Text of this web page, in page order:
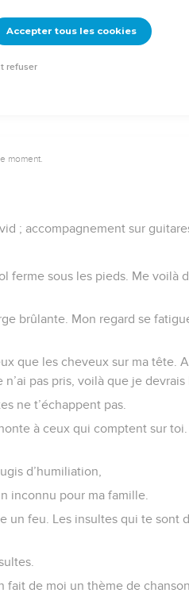
procurer une Bible imprimée, rendez-
moment.
; accompagnement sur
ferme sous les pieds. Me voilà
brûlante. Mon regard se
que les cheveux sur ma tête.
pas pris, voilà que je devrais
ne t’échappent pas.
à ceux qui comptent sur toi.
d’humiliation,
inconnu pour ma famille.
un feu. Les insultes qui te sont
de moi un thème de
Accepter tous les cookies
refuser